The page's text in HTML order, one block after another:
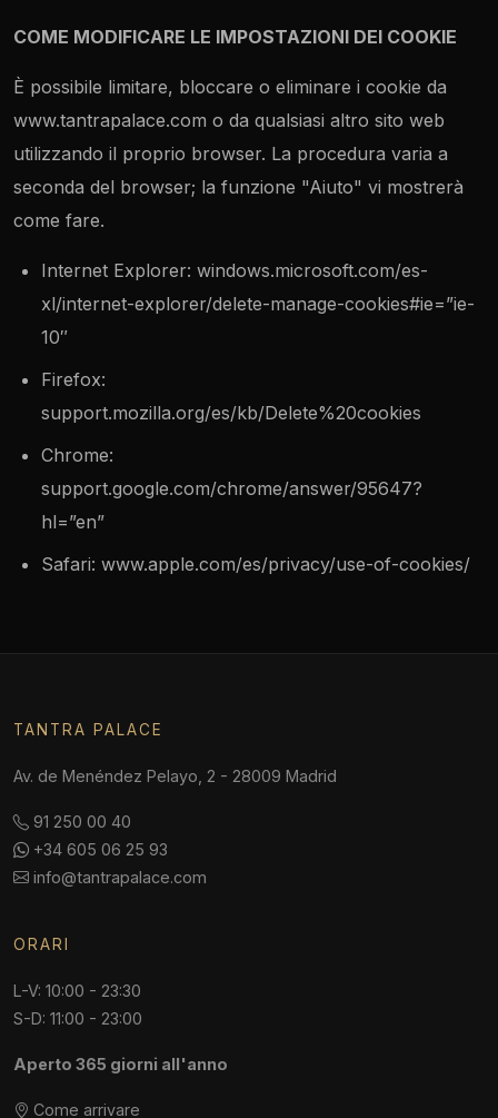
COME MODIFICARE LE IMPOSTAZIONI DEI COOKIE
È possibile limitare, bloccare o eliminare i cookie da
www.tantrapalace.com o da qualsiasi altro sito web
utilizzando il proprio browser. La procedura varia a
seconda del browser; la funzione "Aiuto" vi mostrerà
come fare.
Internet Explorer: windows.microsoft.com/es-
xl/internet-explorer/delete-manage-cookies#ie=”ie-
10″
Firefox:
support.mozilla.org/es/kb/Delete%20cookies
Chrome:
support.google.com/chrome/answer/95647?
hl=”en”
Safari: www.apple.com/es/privacy/use-of-cookies/
TANTRA PALACE
Av. de Menéndez Pelayo, 2 - 28009 Madrid
91 250 00 40
+34 605 06 25 93
info@tantrapalace.com
ORARI
L-V: 10:00 - 23:30
S-D: 11:00 - 23:00
Aperto 365 giorni all'anno
Come arrivare